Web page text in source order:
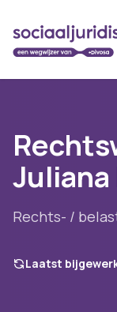
Juliana
Rechts- /
Laatst